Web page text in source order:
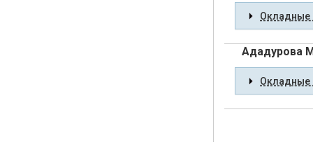
Окладные
Ададурова
Окладные